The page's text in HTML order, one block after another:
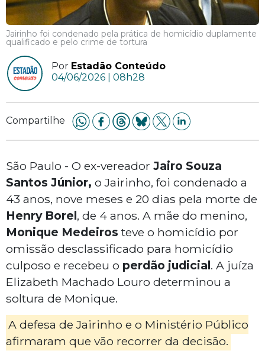
Jairinho foi condenado pela prática de homicídio duplamente
qualificado e pelo crime de tortura
Por Estadão Conteúdo
04/06/2026 | 08h28
Compartilhe
São Paulo - O ex-vereador Jairo Souza
Santos Júnior, o Jairinho, foi condenado a
43 anos, nove meses e 20 dias pela morte de
Henry Borel, de 4 anos. A mãe do menino,
Monique Medeiros teve o homicídio por
omissão desclassificado para homicídio
culposo e recebeu o perdão judicial. A juíza
Elizabeth Machado Louro determinou a
soltura de Monique.
A defesa de Jairinho e o Ministério Público
afirmaram que vão recorrer da decisão.